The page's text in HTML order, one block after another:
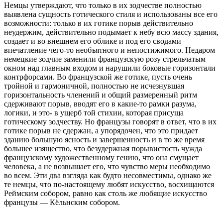
Немцы утверждают, что только в их зодчестве полностью
выявлена сущность готического стиля и использованы все его
возможности: только в их готике порыв действительно
неудержим, действительно подымает к небу всю массу здания,
создает и во внешнем его облике и под его сводами
впечатление чего-то необъятного и непостижимого. Недаром
немецкие зодчие заменили французскую розу стрельчатым
окном над главным входом и нарушили боковые горизонтали
контрфорсами. Во французской же готике, пусть очень
тройной и гармоничной, полностью не исчезнувшая
горизонтальность членений и общий размеренный ритм
сдерживают порыв, вводят его в какие-то рамки разума,
логики, и это- в ущерб той стихии, которая присуща
готическому зодчеству. Но французы говорят в ответ, что в их
готике порыв не сдержан, а упорядочен, что это придает
зданию большую ясность и завершенность и в то же время
большее изящество, что безудержная порывистость чужда
французскому художественному гению, что она смущает
человека, а не возвышает его, что чувство меры необходимо
во всем. Эти два взгляда как будто несовместимы, однако же
те немцы, что по-настоящему любят искусство, восхищаются
Реймским собором, равно как столь же любящие искусство
французы — Кёльнским собором.